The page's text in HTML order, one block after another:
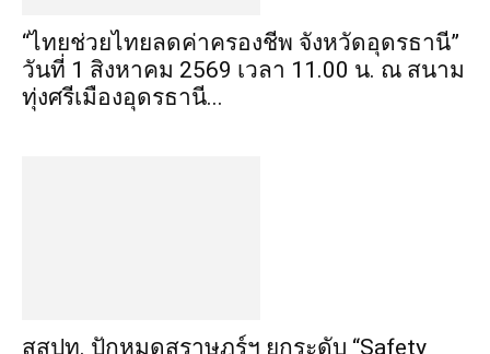
“ไทยช่วยไทยลดค่าครองชีพ จังหวัดอุดรธานี”
วันที่ 1 สิงหาคม 2569 เวลา 11.00 น. ณ สนาม
ทุ่งศรีเมืองอุดรธานี...
สสปท. ปักหมุดสุราษฎร์ฯ ยกระดับ “Safety